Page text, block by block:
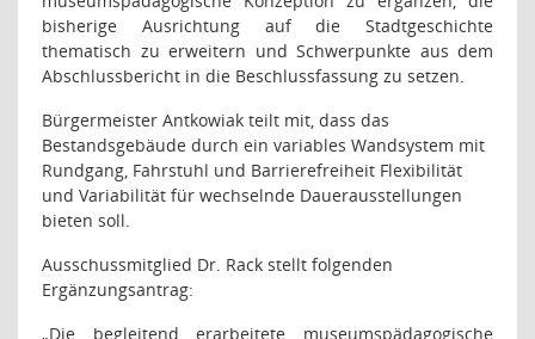
bisherige Ausrichtung auf die Stadtgeschichte
thematisch zu erweitern und Schwerpunkte aus dem
Abschlussbericht in die Beschlussfassung zu setzen.
Bürgermeister Antkowiak teilt mit, dass das
Bestandsgebäude durch ein variables Wandsystem mit
Rundgang, Fahrstuhl und Barrierefreiheit Flexibilität
und Variabilität für wechselnde Dauerausstellungen
bieten soll.
Ausschussmitglied Dr. Rack stellt folgenden
Ergänzungsantrag:
„Die begleitend erarbeitete museumspädagogische